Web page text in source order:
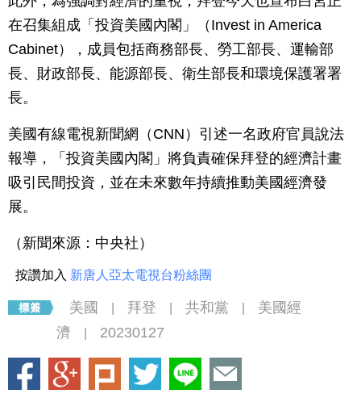
在召集組成「投資美國內閣」（Invest in America
Cabinet），成員包括商務部長、勞工部長、運輸部
長、財政部長、能源部長、衛生部長和環境保護署署
長。
美國有線電視新聞網（CNN）引述一名政府官員說法
報導，「投資美國內閣」將負責確保拜登的經濟計畫
吸引民間投資，並在未來數年持續推動美國經濟發
展。
（新聞來源：中央社）
按讚加入 新唐人亞太電視台粉絲團
美國 拜登 共和黨
美國經
濟
20230127